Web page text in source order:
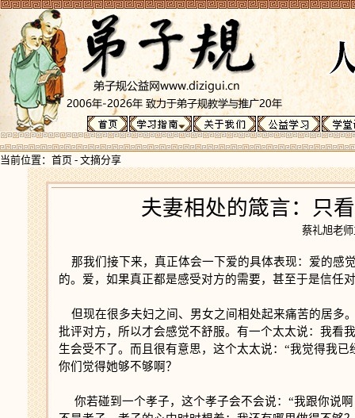
当前位置： 首页 - 文摘分享
夫妻相处的箴言：只
蔡礼旭老
那我们接下来，真正体会一下爱的具体表现：爱的感
的。爱，如果真正都是感受对方的需要，甚至于是信任
但现在很多夫妇之间、男女之间相处起来痛苦的居多
批评对方，所以才会感觉不舒服。有一个太太说：我看
生会受不了。而且很有意思，这个太太说：“我觉得我
你们觉得她够不够啊？
你若碰到一个孝子，这个孝子会不会说：“我跟你说